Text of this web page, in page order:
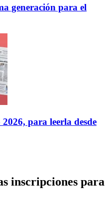
generación para el
para leerla desde
inscripciones para